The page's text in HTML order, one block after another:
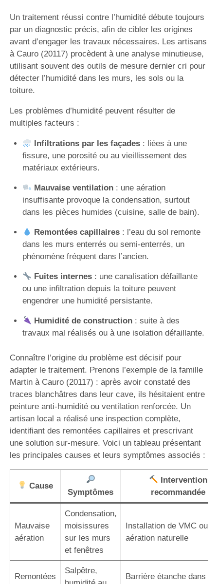
Un traitement réussi contre l’humidité débute toujours
par un diagnostic précis, afin de cibler les origines
avant d’engager les travaux nécessaires. Les artisans
à Cauro (20117) procèdent à une analyse minutieuse,
utilisant souvent des outils de mesure dernier cri pour
détecter l’humidité dans les murs, les sols ou la
toiture.
Les problèmes d’humidité peuvent résulter de
multiples facteurs :
Infiltrations par les façades: liées à une
fissure, une porosité ou au vieillissement des
matériaux extérieurs.
Mauvaise ventilation: une aération
insuffisante provoque la condensation, surtout
dans les pièces humides (cuisine, salle de bain).
Remontées capillaires: l’eau du sol remonte
dans les murs enterrés ou semi-enterrés, un
phénomène fréquent dans l’ancien.
Fuites internes: une canalisation défaillante
ou une infiltration depuis la toiture peuvent
engendrer une humidité persistante.
Humidité de construction: suite à des
travaux mal réalisés ou à une isolation défaillante.
Connaître l’origine du problème est décisif pour
adapter le traitement. Prenons l’exemple de la famille
Martin à Cauro (20117) : après avoir constaté des
traces blanchâtres dans leur cave, ils hésitaient entre
peinture anti-humidité ou ventilation renforcée. Un
artisan local a réalisé une inspection complète,
identifiant des remontées capillaires et prescrivant
une solution sur-mesure. Voici un tableau présentant
les principales causes et leurs symptômes associés :
Cause
Symptômes
Intervention
recommandée
Mauvaise
aération
Condensation,
moisissures
sur les murs
et fenêtres
Installation de VMC ou
aération naturelle
Remontées
Salpêtre,
Barrière étanche dans